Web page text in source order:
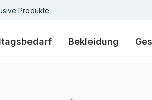
Produkte
Bekleidung